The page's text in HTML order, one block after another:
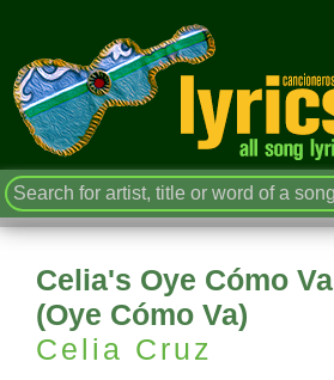
Celia's Oye Cómo Va
(Oye Cómo Va)
Celia Cruz